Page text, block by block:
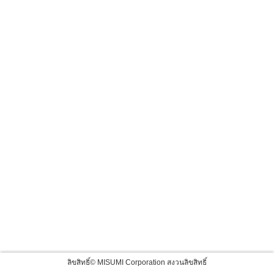
ลิขสิทธิ์© MISUMI Corporation สงวนลิขสิทธิ์